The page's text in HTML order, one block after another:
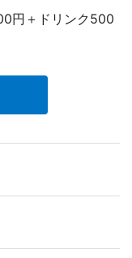
円＋ドリンク500